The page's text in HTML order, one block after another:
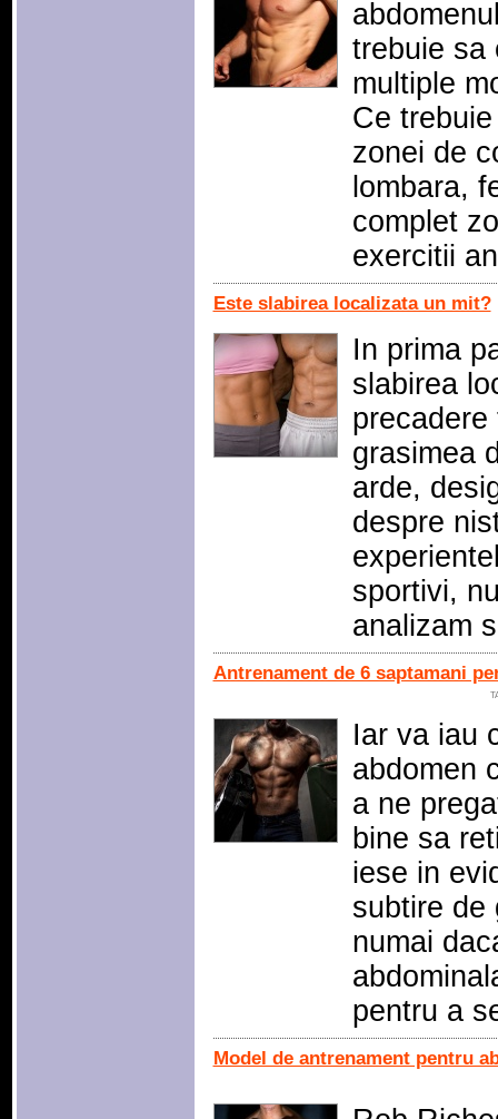
trebuie sa
multiple
Ce
zonei de
lombara,
complet
exercitii
Este slabirea localizata un mit?
In prima
slabirea
grasimea
arde,
despre
sportivi,
analizam
Antrenament de 6 saptamani
Iar va iau
abdomen
a ne
bine sa
iese in
subtire de
numai
pentru a
Model de antrenament pentru